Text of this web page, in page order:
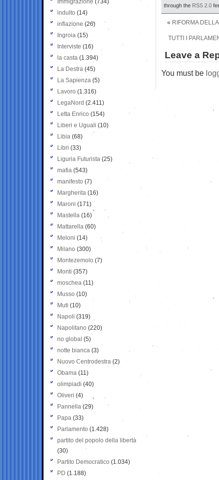
through theRSS 2.0
« RIFORMA
TUTTI I
Leave a
You must be
Immigrazione (734)
indulto (14)
inflazione (26)
Ingroia (15)
Interviste (16)
la casta (1.394)
La Destra (45)
La Sapienza (5)
Lavoro (1.316)
LegaNord (2.411)
Letta Enrico (154)
Liberi e Uguali (10)
Libia (68)
Libri (33)
Liguria Futurista (25)
mafia (543)
manifesto (7)
Margherita (16)
Maroni (171)
Mastella (16)
Mattarella (60)
Meloni (14)
Milano (300)
Montezemolo (7)
Monti (357)
moschea (11)
Musso (10)
Muti (10)
Napoli (319)
Napolitano (220)
no global (5)
notte bianca (3)
Nuovo Centrodestra (2)
Obama (11)
olimpiadi (40)
Oliveri (4)
Pannella (29)
Papa (33)
Parlamento (1.428)
partito del popolo della libertà
(30)
Partito Democratico (1.034)
PD (1.188)